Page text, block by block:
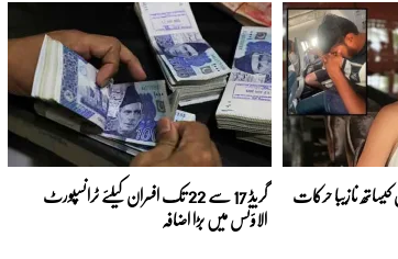
نازیبا حرکات گریڈ 17 سے 22 تک افسران کیلئے ٹرانسپورٹ
الاؤنس میں بڑا اضافہ